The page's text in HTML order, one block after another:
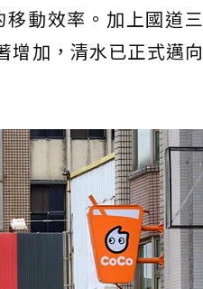
動效率。加上國道三
增加，清水已正式邁向